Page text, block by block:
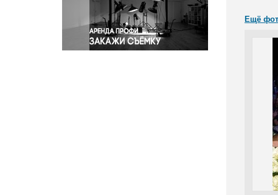
Экология
Экономика и бизнес
Ещё